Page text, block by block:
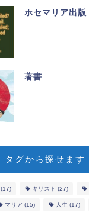
ホセマリア出版
著書
タグから探せます
(17) キリスト (27)
マリア (15) 人生 (17)